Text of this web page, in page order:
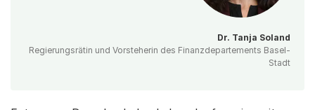
Dr. Tanja Soland
Regierungsrätin und Vorsteherin des Finanzdepartements Basel-
Stadt